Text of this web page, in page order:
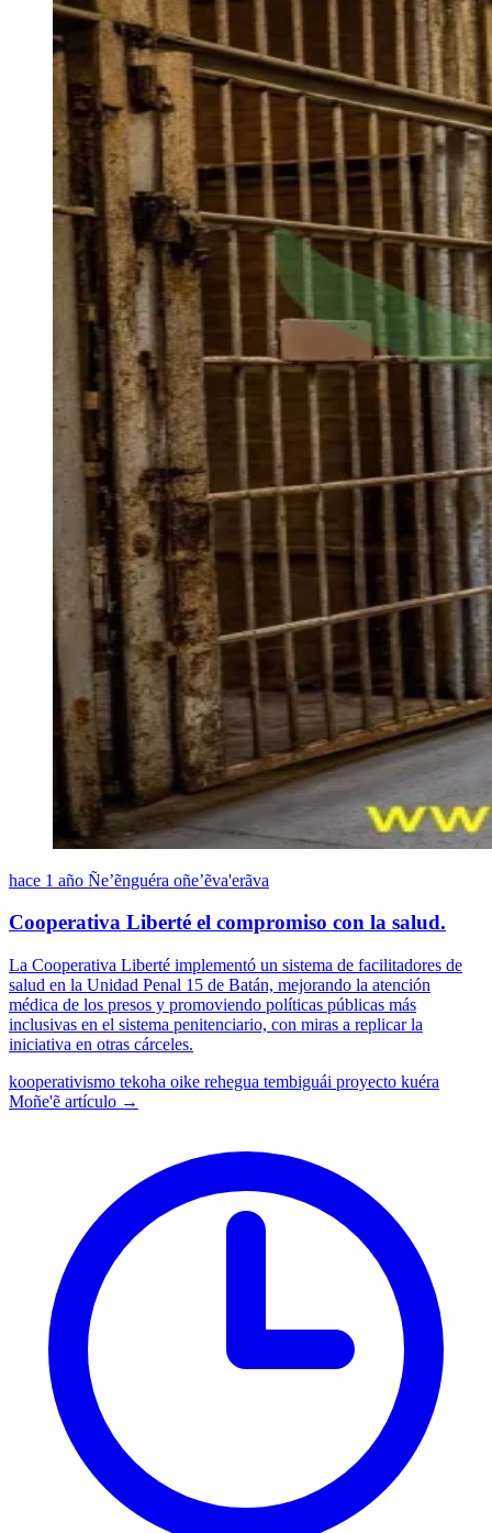
hace 1 año Ñe’ẽnguéra oñe’ẽva'erãva
Cooperativa Liberté el compromiso con la salud.
La Cooperativa Liberté implementó un sistema de facilitadores de
salud en la Unidad Penal 15 de Batán, mejorando la atención
médica de los presos y promoviendo políticas públicas más
inclusivas en el sistema penitenciario, con miras a replicar la
iniciativa en otras cárceles.
kooperativismo tekoha oike rehegua tembiguái proyecto kuéra
Moñe'ẽ artículo →